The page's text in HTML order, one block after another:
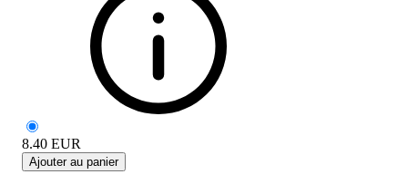
8.40 EUR
Ajouter au panier